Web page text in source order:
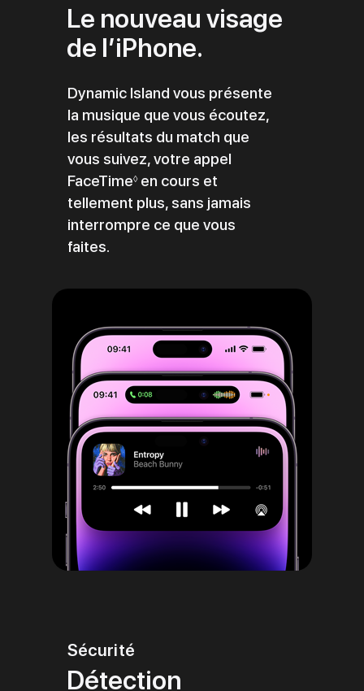
Le nouveau visage
de l’iPhone.
Dynamic Island vous présente
la musique que vous écoutez,
les résultats du match que
vous suivez, votre appel
FaceTime◊ Renvoi
aux
mentions
en cours et
tellement plus, sans jamais
interrompre ce que vous
faites.
Sécurité
Détection